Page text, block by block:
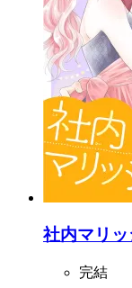
社内マリ
完結